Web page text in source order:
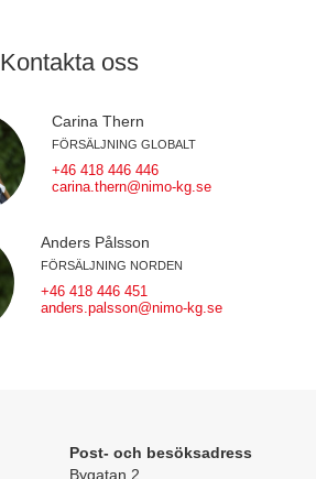
Kontakta oss
Carina Thern
FÖRSÄLJNING GLOBALT
+46 418 446 446
carina.thern@nimo-kg.se
Anders Pålsson
FÖRSÄLJNING NORDEN
+46 418 446 451
anders.palsson@nimo-kg.se
Post- och besöksadress
Bygatan 2